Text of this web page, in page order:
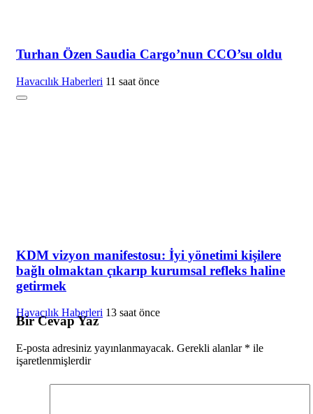
Turhan Özen Saudia Cargo’nun CCO’su oldu
Havacılık Haberleri 11 saat önce
KDM vizyon manifestosu: İyi yönetimi kişilere
bağlı olmaktan çıkarıp kurumsal refleks haline
getirmek
Havacılık Haberleri 13 saat önce
Bir Cevap Yaz
E-posta adresiniz yayınlanmayacak. Gerekli alanlar * ile
işaretlenmişlerdir